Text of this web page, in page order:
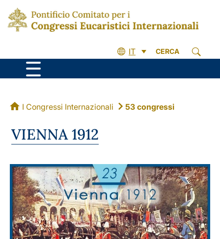
IT CERCA
I Congressi Internazionali 53 congressi
VIENNA 1912